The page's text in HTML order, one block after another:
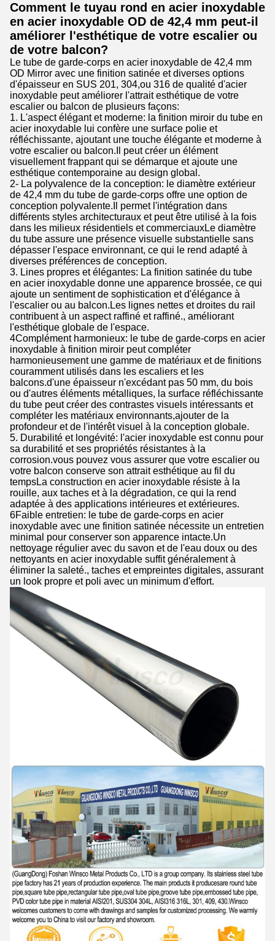
Comment le tuyau rond en acier inoxydable
en acier inoxydable OD de 42,4 mm peut-il
améliorer l'esthétique de votre escalier ou
de votre balcon?
Le tube de garde-corps en acier inoxydable de 42,4 mm
OD Mirror avec une finition satinée et diverses options
d'épaisseur en SUS 201, 304,ou 316 de qualité d'acier
inoxydable peut améliorer l'attrait esthétique de votre
escalier ou balcon de plusieurs façons:
1. L'aspect élégant et moderne: la finition miroir du tube en
acier inoxydable lui confère une surface polie et
réfléchissante, ajoutant une touche élégante et moderne à
votre escalier ou balcon.Il peut créer un élément
visuellement frappant qui se démarque et ajoute une
esthétique contemporaine au design global.
2- La polyvalence de la conception: le diamètre extérieur
de 42,4 mm du tube de garde-corps offre une option de
conception polyvalente.Il permet l'intégration dans
différents styles architecturaux et peut être utilisé à la fois
dans les milieux résidentiels et commerciauxLe diamètre
du tube assure une présence visuelle substantielle sans
dépasser l'espace environnant, ce qui le rend adapté à
diverses préférences de conception.
3. Lines propres et élégantes: La finition satinée du tube
en acier inoxydable donne une apparence brossée, ce qui
ajoute un sentiment de sophistication et d'élégance à
l'escalier ou au balcon.Les lignes nettes et droites du rail
contribuent à un aspect raffiné et raffiné., améliorant
l'esthétique globale de l'espace.
4Complément harmonieux: le tube de garde-corps en acier
inoxydable à finition miroir peut compléter
harmonieusement une gamme de matériaux et de finitions
couramment utilisés dans les escaliers et les
balcons.d'une épaisseur n'excédant pas 50 mm, du bois
ou d'autres éléments métalliques, la surface réfléchissante
du tube peut créer des contrastes visuels intéressants et
compléter les matériaux environnants,ajouter de la
profondeur et de l'intérêt visuel à la conception globale.
5. Durabilité et longévité: l'acier inoxydable est connu pour
sa durabilité et ses propriétés résistantes à la
corrosion.vous pouvez vous assurer que votre escalier ou
votre balcon conserve son attrait esthétique au fil du
tempsLa construction en acier inoxydable résiste à la
rouille, aux taches et à la dégradation, ce qui la rend
adaptée à des applications intérieures et extérieures.
6Faible entretien: le tube de garde-corps en acier
inoxydable avec une finition satinée nécessite un entretien
minimal pour conserver son apparence intacte.Un
nettoyage régulier avec du savon et de l'eau doux ou des
nettoyants en acier inoxydable suffit généralement à
éliminer la saleté., taches et empreintes digitales, assurant
un look propre et poli avec un minimum d'effort.